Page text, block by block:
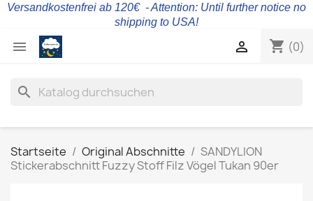
Versandkostenfrei ab 120€ - Attention: Until further notice no
shipping to USA!
 shopping_cart (0)

search
Startseite Original Abschnitte
SANDYLION
Stickerabschnitt Fuzzy Stoff Filz Vögel Tukan 90er